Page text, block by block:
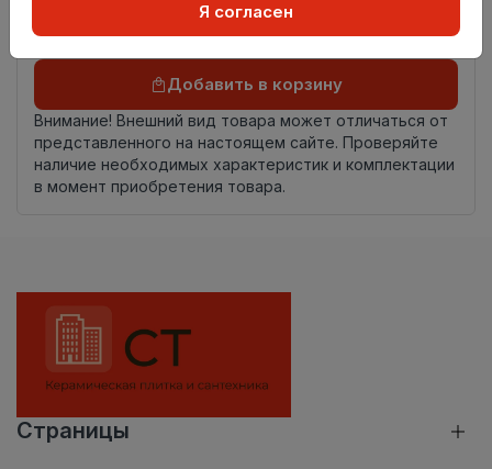
Добавить в корзину
Внимание! Внешний вид товара может отличаться от
представленного на настоящем сайте. Проверяйте
наличие необходимых характеристик и комплектации
в момент приобретения товара.
Страницы
Я согласен